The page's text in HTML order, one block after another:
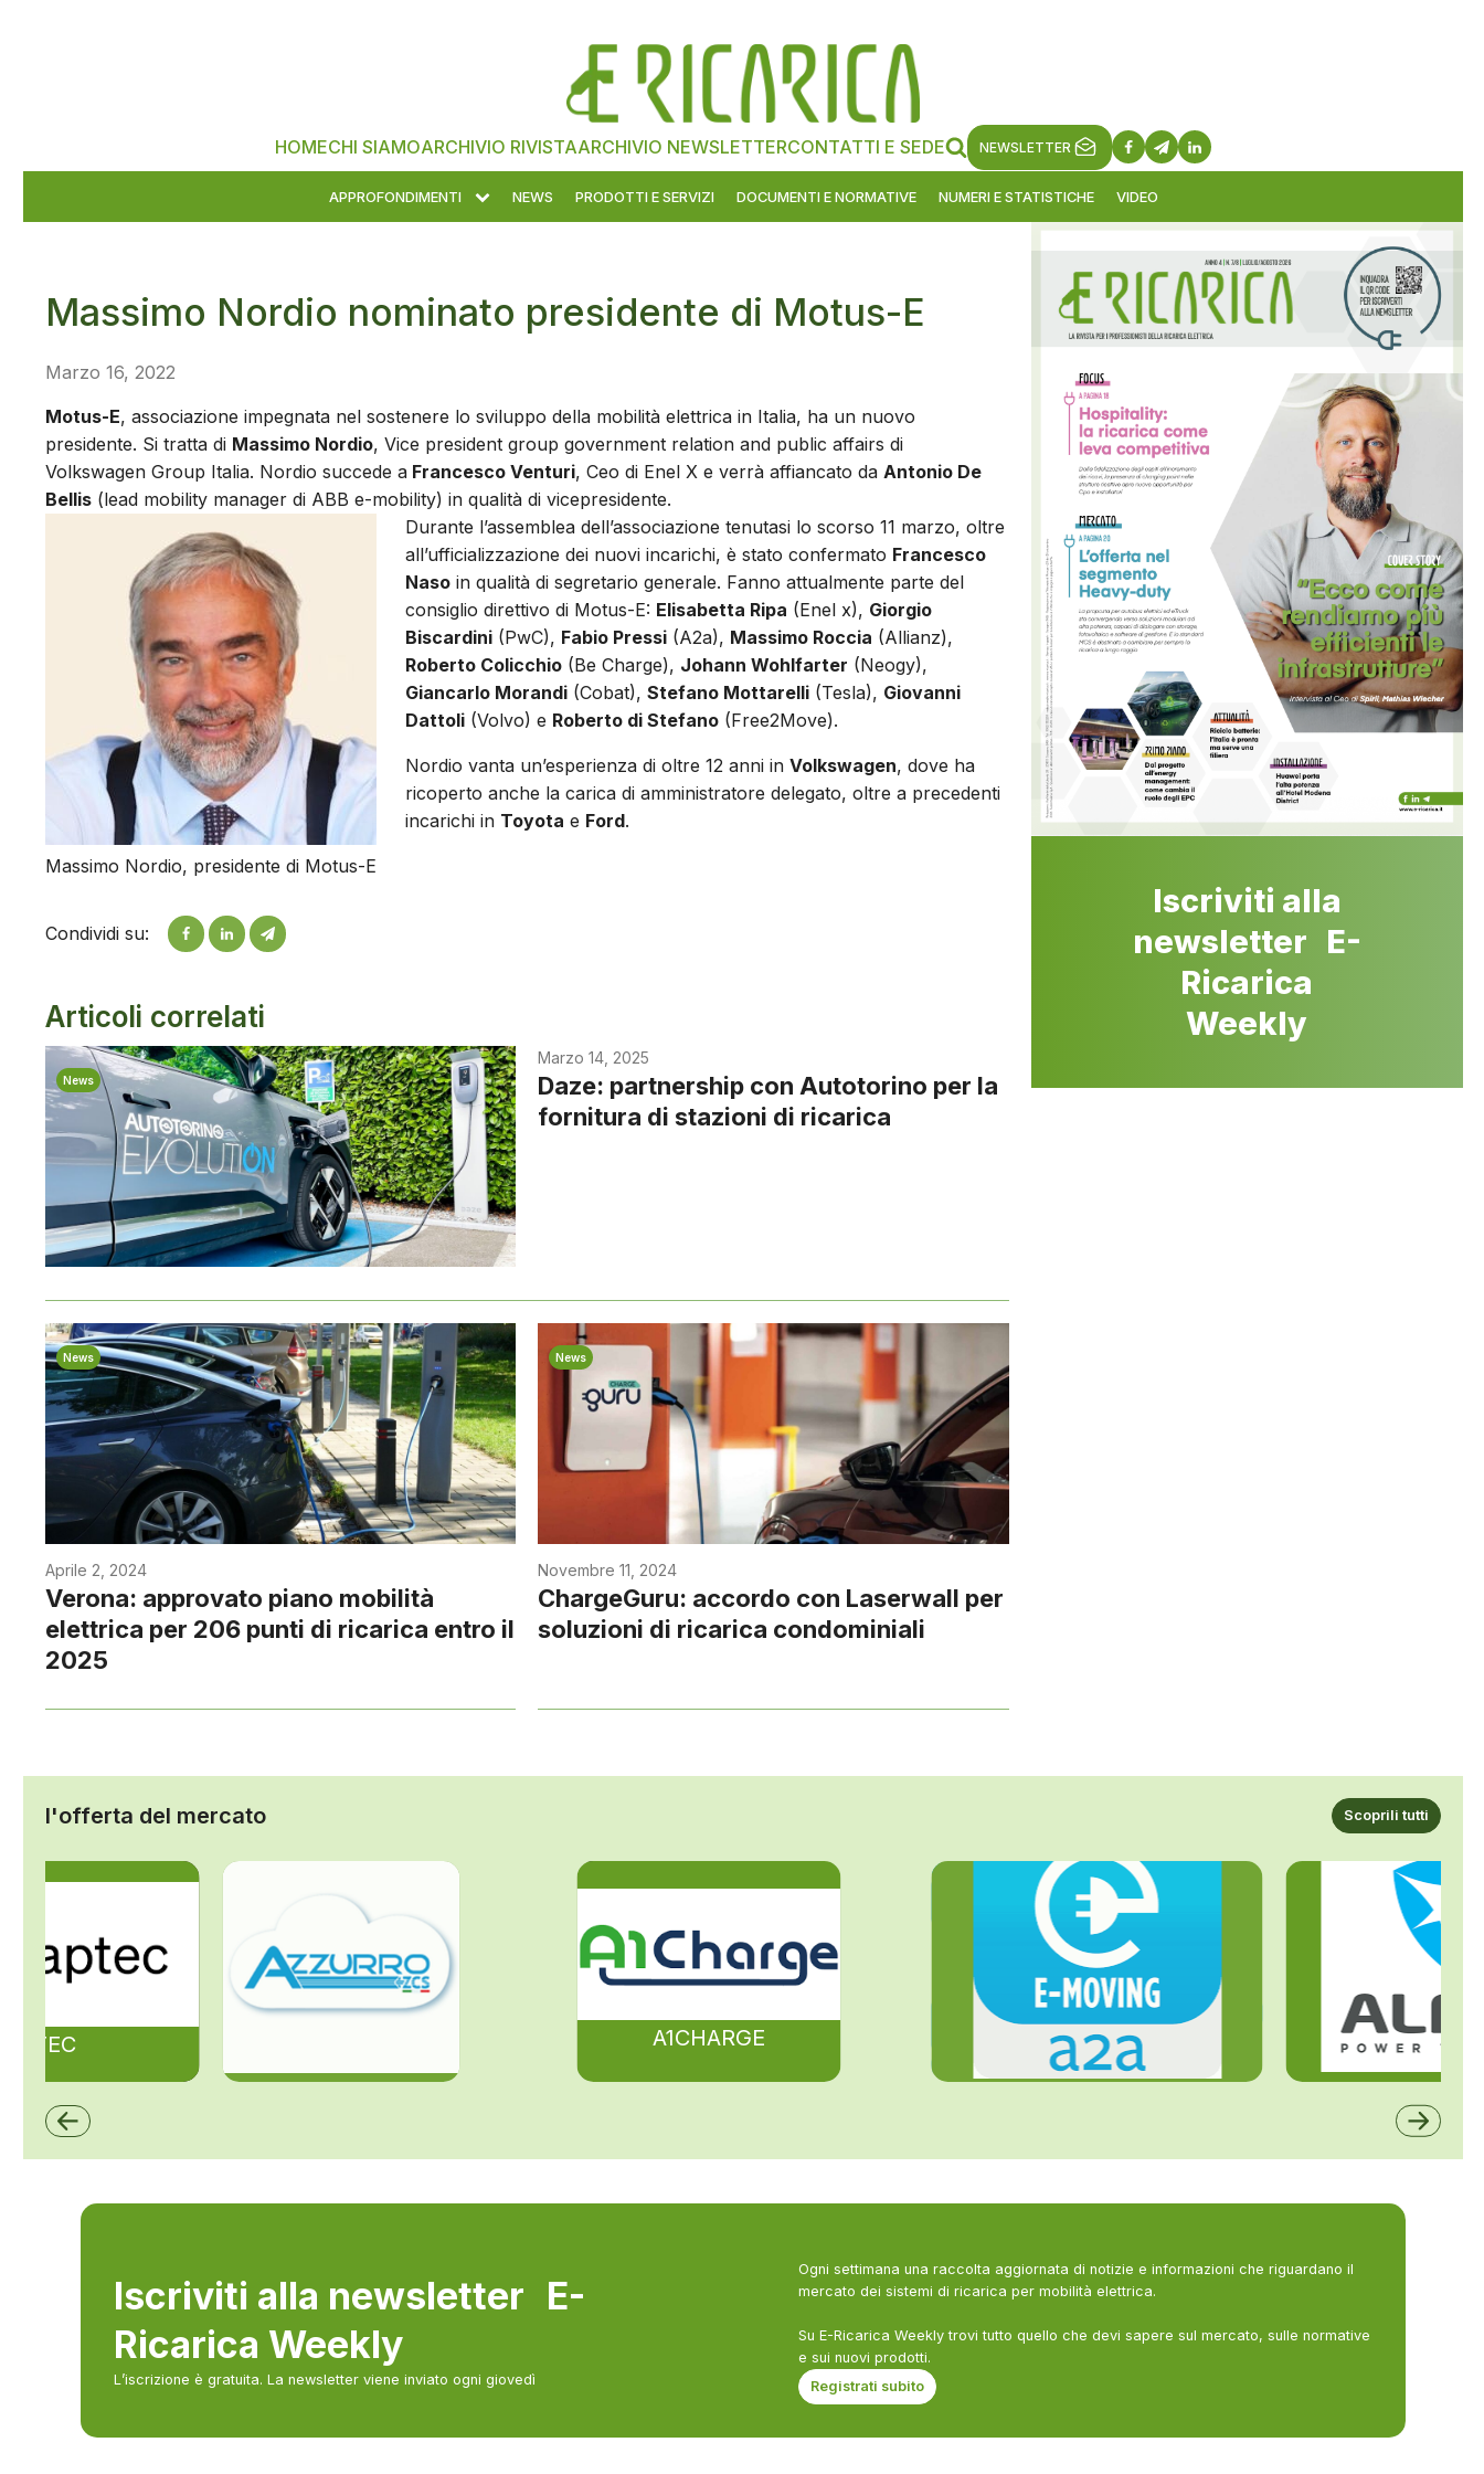
HOMECHI SIAMOARCHIVIO RIVISTAARCHIVIO NEWSLETTERCONTATTI E SEDE NEWSLETTER
APPROFONDIMENTI NEWS PRODOTTI E SERVIZI DOCUMENTI E NORMATIVE NUMERI E STATISTICHE VIDEO
Massimo Nordio nominato presidente di Motus-E
Marzo 16, 2022
Motus-E, associazione impegnata nel sostenere lo sviluppo della mobilità elettrica in Italia, ha un nuovo
presidente. Si tratta di Massimo Nordio, Vice president group government relation and public affairs di
Volkswagen Group Italia. Nordio succede a Francesco Venturi, Ceo di Enel X e verrà affiancato da Antonio De
Bellis (lead mobility manager di ABB e-mobility) in qualità di vicepresidente.
Massimo Nordio, presidente di Motus-E
Durante l’assemblea dell’associazione tenutasi lo scorso 11 marzo, oltre
all’ufficializzazione dei nuovi incarichi, è stato confermato Francesco
Naso in qualità di segretario generale. Fanno attualmente parte del
consiglio direttivo di Motus-E: Elisabetta Ripa (Enel x), Giorgio
Biscardini (PwC), Fabio Pressi (A2a), Massimo Roccia (Allianz),
Roberto Colicchio (Be Charge), Johann Wohlfarter (Neogy),
Giancarlo Morandi (Cobat), Stefano Mottarelli (Tesla), Giovanni
Dattoli (Volvo) e Roberto di Stefano (Free2Move).
Nordio vanta un’esperienza di oltre 12 anni in Volkswagen, dove ha
ricoperto anche la carica di amministratore delegato, oltre a precedenti
incarichi in Toyota e Ford.
Condividi su:
Articoli correlati
News
Marzo 14, 2025
Daze: partnership con Autotorino per la
fornitura di stazioni di ricarica
News
Aprile 2, 2024
Verona: approvato piano mobilità
elettrica per 206 punti di ricarica entro il
2025
News
Novembre 11, 2024
ChargeGuru: accordo con Laserwall per
soluzioni di ricarica condominiali
Iscriviti alla
newsletter E-
Ricarica
Weekly
l'offerta del mercato Scoprili tutti
A1CHARGE
ZCS Azzurro
Iscriviti alla newsletter E-
Ricarica Weekly
L’iscrizione è gratuita. La newsletter viene inviato ogni giovedì
Ogni settimana una raccolta aggiornata di notizie e informazioni che riguardano il
mercato dei sistemi di ricarica per mobilità elettrica.
Su E-Ricarica Weekly trovi tutto quello che devi sapere sul mercato, sulle normative
e sui nuovi prodotti.
Registrati subito